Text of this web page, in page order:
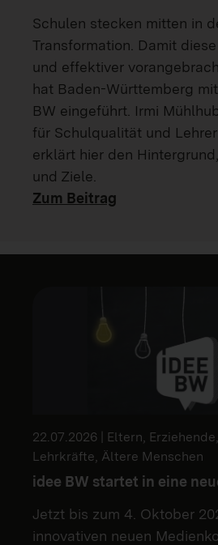
Schulen stecken mitten in
Transformation. Damit
und effektiver
hat Baden-Württemberg
BW eingeführt. Irmi
für Schulqualität und
erklärt hier den
und Ziele.
Zum Beitrag
22.07.2026 | Eltern,
Lehrkräfte, Ältere Menschen
idee BW startet in eine
Jetzt bis zum 4. Oktober
innovativen neuen